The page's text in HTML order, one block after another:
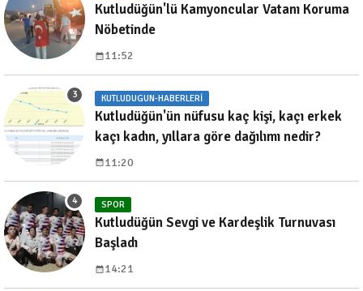
Kutludüğün'lü Kamyoncular Vatanı Koruma
Nöbetinde
11:52
KUTLUDUGUN-HABERLERI
Kutludüğün'ün nüfusu kaç kişi, kaçı erkek
kaçı kadın, yıllara göre dağılımı nedir?
11:20
SPOR
Kutludüğün Sevgi ve Kardeşlik Turnuvası
Başladı
14:21